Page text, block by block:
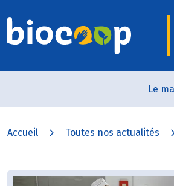
Le
Accueil Toutes nos actualités